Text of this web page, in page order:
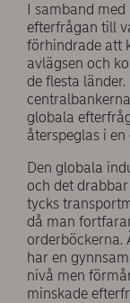
I samband
efterfrågan till
förhindrade att
avlägsen och
de flesta
globala
återspeglas i
Den globala
och det
tycks
då man
orderböckerna.
har en
nivå men
minskade